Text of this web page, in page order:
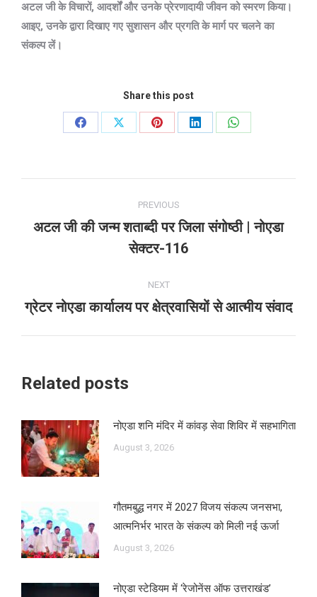
अटल जी के विचारों, आदर्शों और उनके प्रेरणादायी जीवन को स्मरण किया।
आइए, उनके द्वारा दिखाए गए सुशासन और प्रगति के मार्ग पर चलने का
संकल्प लें।
Share this post
Share
Share
Share
Share
Share
navigation
PREVIOUS
Previous
post:
अटल जी की जन्म शताब्दी पर जिला संगोष्ठी | नोएडा
सेक्टर-116
NEXT
Next
ग्रेटर नोएडा कार्यालय पर क्षेत्रवासियों से आत्मीय संवाद
Related posts
नोएडा शनि मंदिर में कांवड़ सेवा शिविर में सहभागिता
August 3, 2026
गौतमबुद्ध नगर में 2027 विजय संकल्प जनसभा,
आत्मनिर्भर भारत के संकल्प को मिली नई ऊर्जा
August 3, 2026
नोएडा स्टेडियम में ‘रेजोनेंस ऑफ उत्तराखंड’